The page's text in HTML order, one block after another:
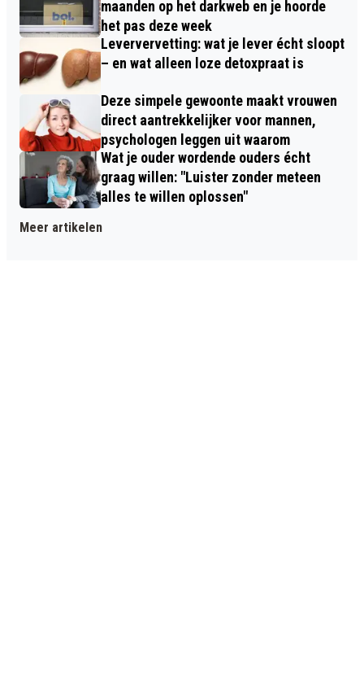
maanden op het darkweb en je hoorde
het pas deze week
Leververvetting: wat je lever écht sloopt
– en wat alleen loze detoxpraat is
Deze simpele gewoonte maakt vrouwen
direct aantrekkelijker voor mannen,
psychologen leggen uit waarom
Wat je ouder wordende ouders écht
graag willen: "Luister zonder meteen
alles te willen oplossen"
Meer artikelen